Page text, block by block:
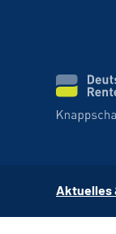
Aktuelles